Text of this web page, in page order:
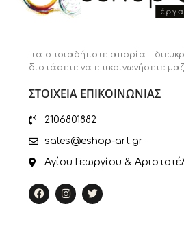
Για οποιαδήποτε απορία –
διστάσετε να επικοινωνήσετε
ΣΤΟΙΧΕΙΑ ΕΠΙΚΟΙΝΩΝΙΑΣ
2106801882
sales@eshop-art.gr
Αγίου Γεωργίου &